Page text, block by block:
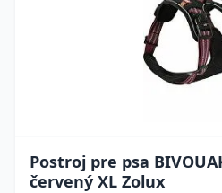
Postroj pre psa
červený XL Zolux